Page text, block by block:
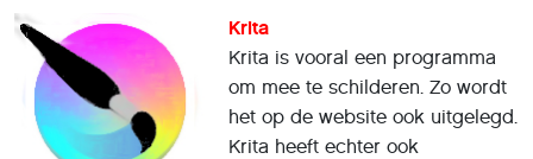
Krita
Krita is vooral een programma
om mee te schilderen. Zo wordt
het op de website ook uitgelegd.
Krita heeft echter ook